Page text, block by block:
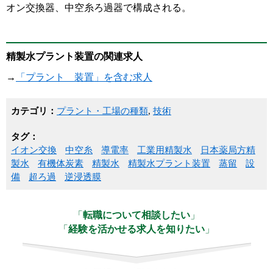
オン交換器、中空糸ろ過器で構成される。
精製水プラント装置の関連求人
→
「プラント 装置」を含む求人
カテゴリ： プラント・工場の種類, 技術
タグ：
イオン交換
中空糸 導電率 工業用精製水
日本薬局方精
製水
有機体炭素 精製水 精製水プラント装置 蒸留
設
備
超ろ過 逆浸透膜
「 転職について相談したい 」
「 経験を活かせる求人を知りたい 」